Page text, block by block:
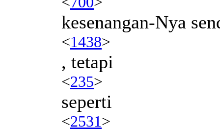
kesenangan-Nya
<1438>
, tetapi
<235>
seperti
<2531>